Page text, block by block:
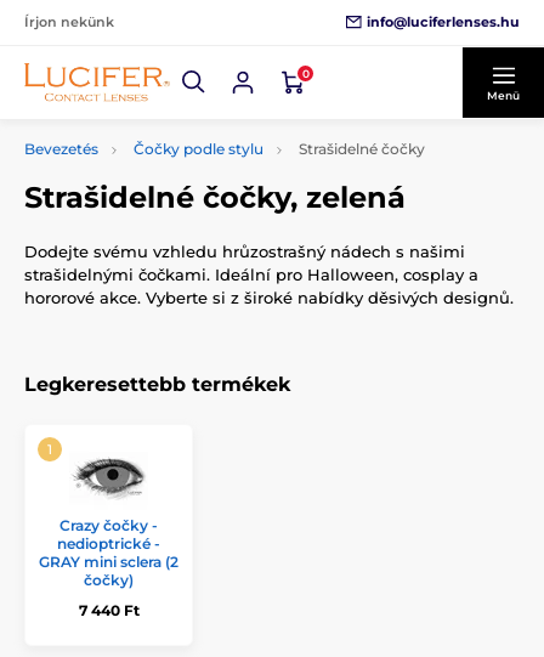
Írjon nekünk info@luciferlenses.hu
0
Menü
Bevezetés Čočky podle stylu Strašidelné čočky
Strašidelné čočky, zelená
Dodejte svému vzhledu hrůzostrašný nádech s našimi
strašidelnými čočkami. Ideální pro Halloween, cosplay a
hororové akce. Vyberte si z široké nabídky děsivých designů.
Legkeresettebb termékek
Crazy čočky -
nedioptrické -
GRAY mini sclera (2
čočky)
7 440 Ft